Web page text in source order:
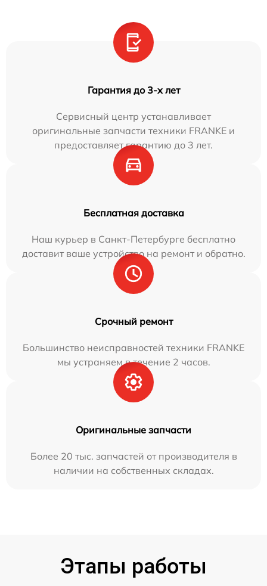
Гарантия до 3-х лет
Сервисный центр устанавливает
оригинальные запчасти техники FRANKE и
предоставляет гарантию до 3 лет.
Бесплатная доставка
Наш курьер в Санкт-Петербурге бесплатно
доставит ваше устройство на ремонт и обратно.
Срочный ремонт
Большинство неисправностей техники FRANKE
мы устраняем в течение 2 часов.
Оригинальные запчасти
Более 20 тыс. запчастей от производителя в
наличии на собственных складах.
Этапы работы